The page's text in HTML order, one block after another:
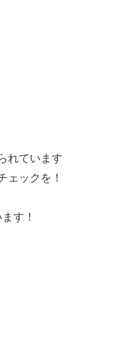
れています
ェックを！
す！